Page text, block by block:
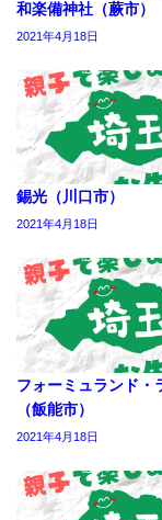
和楽備神社（蕨市）
2021年4月18日
錫光（川口市）
2021年4月18日
フォーミュランド・
（飯能市）
2021年4月18日